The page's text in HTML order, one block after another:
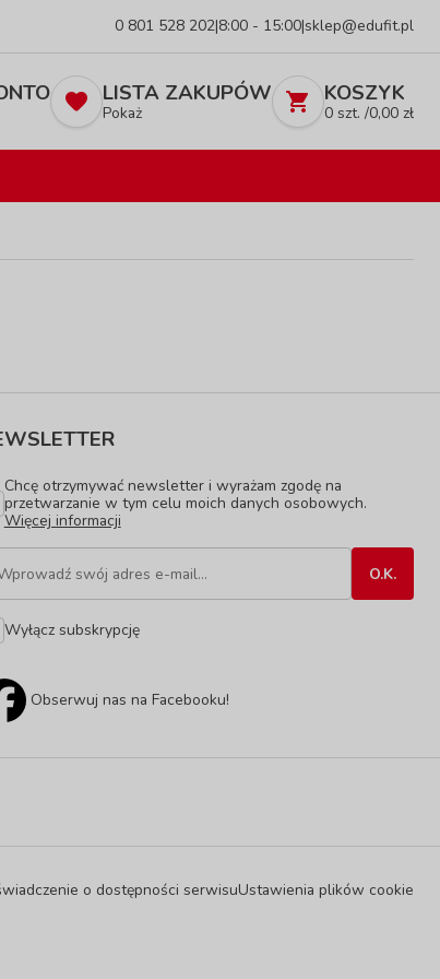
0 801 528 202|8:00 - 15:00|sklep@edufit.pl
LISTA ZAKUPÓW
Pokaż
KOSZYK
0 szt. /0,00 zł
Chcę otrzymywać newsletter i wyrażam zgodę na
przetwarzanie w tym celu moich danych osobowych.
Więcej informacji
Wyłącz subskrypcję
Obserwuj nas na Facebooku!
o dostępności serwisuUstawienia plików cookie